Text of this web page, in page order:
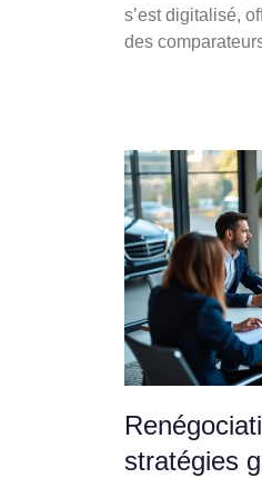
s’est digitalisé,
des
stratégies